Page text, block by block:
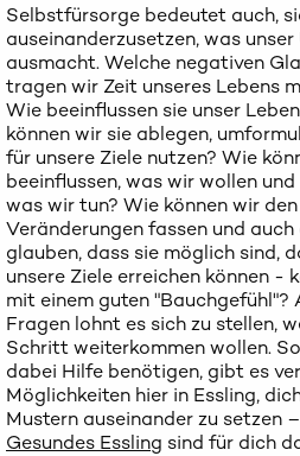
Selbstfürsorge bedeutet auch,
auseinanderzusetzen, was
ausmacht. Welche negativen
tragen wir Zeit unseres Lebens
Wie beeinflussen sie unser
können wir sie ablegen,
für unsere Ziele nutzen? Wie
beeinflussen, was wir wollen
was wir tun? Wie können wir
Veränderungen fassen und
glauben, dass sie möglich sind,
unsere Ziele erreichen können -
mit einem guten "Bauchgefühl"?
Fragen lohnt es sich zu stellen,
Schritt weiterkommen wollen.
dabei Hilfe benötigen, gibt es
Möglichkeiten hier in Essling,
Mustern auseinander zu setzen
Gesundes Essling sind für dich